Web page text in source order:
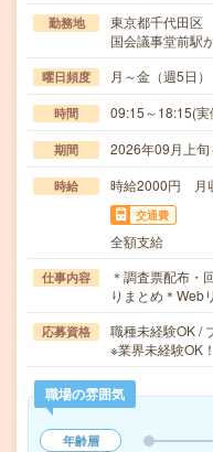
勤務地
東京都千代田区
国会議事堂前駅
曜日頻度 月～金（週5日）
時間 09:15～18:15(
期間 2026年09月上
時給 時給2000円 月
交通費
全額支給
仕事内容
＊調査票配布・
りまとめ＊Web
応募資格
職種未経験OK /
※業界未経験OK！
職場の雰囲気
年齢層